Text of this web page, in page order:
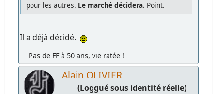
pour les autres. Le marché décidera. Point.
Il a déjà décidé.
Pas de FF à 50 ans, vie ratée !
Alain OLIVIER
(Loggué sous identité réelle)